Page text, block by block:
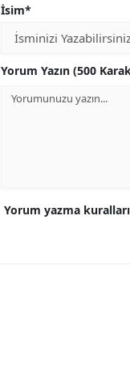
İsim*
Yorum Yazın (500
Yorum yazma